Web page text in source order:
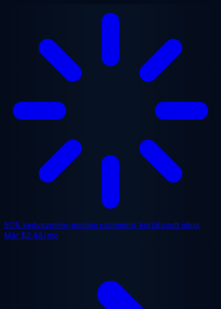
50% kedvezmény minden csomagra, korlátozott ideig.
Már $2.48/mo